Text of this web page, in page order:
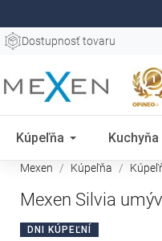
Dostupnosť tovaru
Kúpeľňa Kuchyňa
Mexen Kúpeľňa
Mexen Silvia
DNI KÚPEĽNÍ